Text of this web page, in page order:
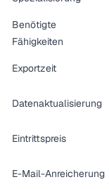
Benötigte
Fähigkeiten
Exportzeit
Datenaktualisierung
Eintrittspreis
E-Mail-Anreicherung